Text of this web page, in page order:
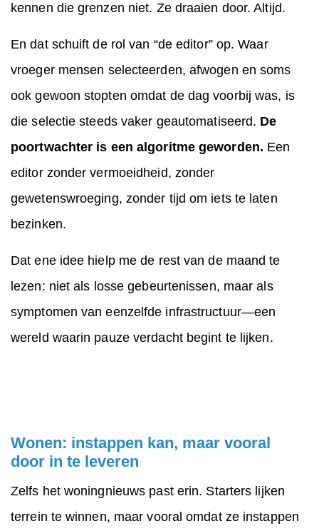
kennen die grenzen niet. Ze draaien door. Altijd.
En dat schuift de rol van “de editor” op. Waar
vroeger mensen selecteerden, afwogen en soms
ook gewoon stopten omdat de dag voorbij was, is
die selectie steeds vaker geautomatiseerd. De
poortwachter is een algoritme geworden. Een
editor zonder vermoeidheid, zonder
gewetenswroeging, zonder tijd om iets te laten
bezinken.
Dat ene idee hielp me de rest van de maand te
lezen: niet als losse gebeurtenissen, maar als
symptomen van eenzelfde infrastructuur—een
wereld waarin pauze verdacht begint te lijken.
Wonen: instappen kan, maar vooral
door in te leveren
Zelfs het woningnieuws past erin. Starters lijken
terrein te winnen, maar vooral omdat ze instappen